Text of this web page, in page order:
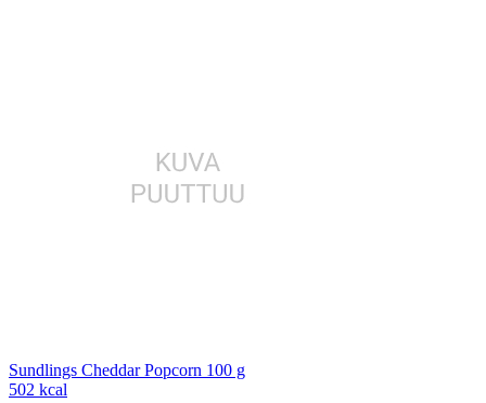
Sundlings Cheddar Popcorn 100 g
502 kcal